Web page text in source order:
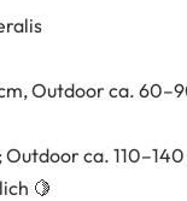
Outdoor ca.
ca.
🍋